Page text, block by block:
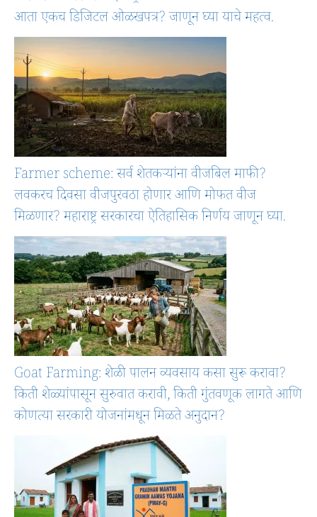
आता एकच डिजिटल ओळखपत्र? जाणून घ्या याचे महत्व.
Farmer scheme: सर्व शेतकऱ्यांना वीजबिल माफी?
लवकरच दिवसा वीजपुरवठा होणार आणि मोफत वीज
मिळणार? महाराष्ट्र सरकारचा ऐतिहासिक निर्णय जाणून घ्या.
Goat Farming: शेळी पालन व्यवसाय कसा सुरू करावा?
किती शेळ्यांपासून सुरुवात करावी, किती गुंतवणूक लागते आणि
कोणत्या सरकारी योजनांमधून मिळते अनुदान?